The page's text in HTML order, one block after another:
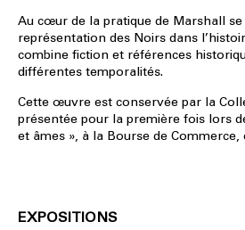
Au cœur de la pratique de Marshall
représentation des Noirs dans
combine fiction et références
différentes temporalités.
Cette œuvre est conservée par la
présentée pour la première fois lors
et âmes », à la Bourse de Commerce,
EXPOSITIONS